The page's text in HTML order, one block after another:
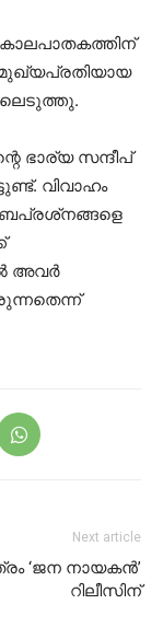
ഭാര്യ സന്ദീപ്
വിവാഹം
അവര്‍
Next article
‘ജന നായകന്‍’
റിലീസിന്